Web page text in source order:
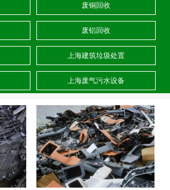
废铜回收
废铝回收
上海建筑垃圾处置
上海废气污水设备